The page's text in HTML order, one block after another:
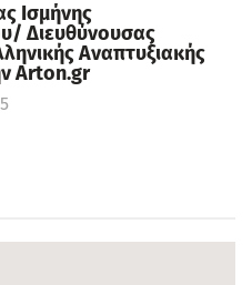
Ισμήνης
Διευθύνουσας
Αναπτυξιακής
Arton.gr